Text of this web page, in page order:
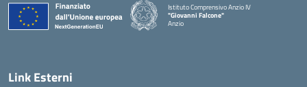
Istituto Comprensivo Anzio IV
"Giovanni Falcone"
Anzio
Link Esterni